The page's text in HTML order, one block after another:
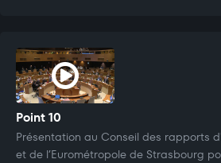
Point 10
Présentation au Conseil des rapports
et de l’Eurométropole de Strasbourg